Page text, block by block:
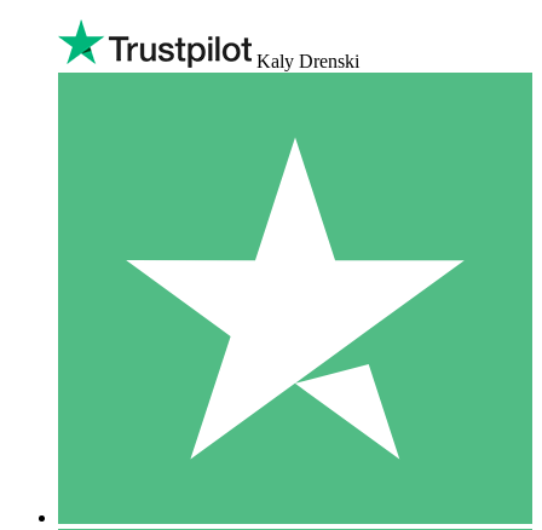
Kaly Drenski